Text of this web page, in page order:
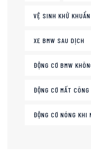
VỆ SINH KHỬ
XE BMW SAU DỊCH
ĐỘNG CƠ BMW
ĐỘNG CƠ MẤT
ĐỘNG CƠ NÓNG KHI